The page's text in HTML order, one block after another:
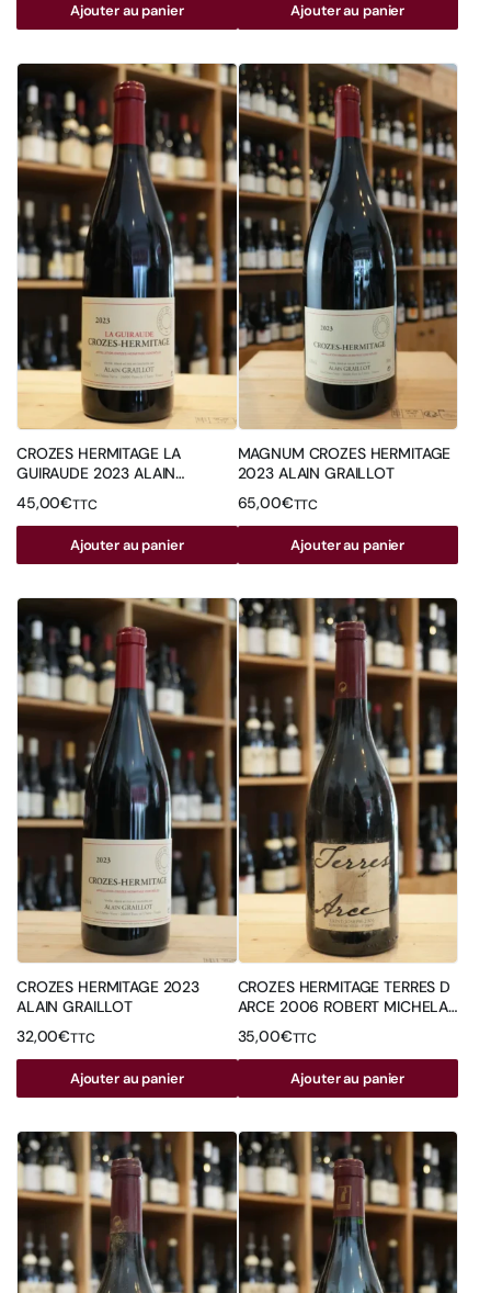
Ajouter au panier Ajouter au panier
CROZES HERMITAGE LA
GUIRAUDE 2023 ALAIN
GRAILLOT
45,00€TTC
Ajouter au panier
MAGNUM CROZES HERMITAGE
2023 ALAIN GRAILLOT
65,00€TTC
Ajouter au panier
CROZES HERMITAGE 2023
ALAIN GRAILLOT
32,00€TTC
Ajouter au panier
CROZES HERMITAGE TERRES D
ARCE 2006 ROBERT MICHELAS
DOMAINE SAINT JEMMS
35,00€TTC
Ajouter au panier